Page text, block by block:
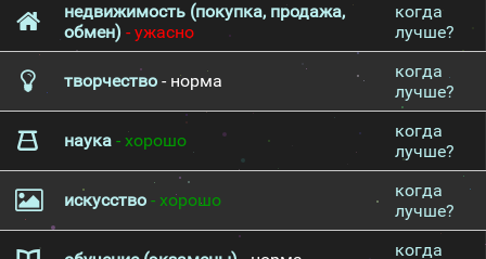
недвижимость (покупка, продажа,
обмен) - ужасно
когда
лучше?
творчество - норма
когда
лучше?
наука - хорошо
когда
лучше?
искусство - хорошо
когда
лучше?
когда